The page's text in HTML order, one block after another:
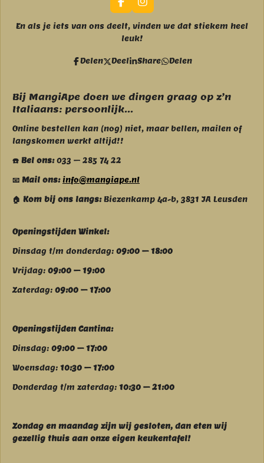
F
a
c
e
b
o
I
n
s
t
a
r
En als je iets van ons deelt, vinden we dat stiekem heel
leuk!
Delen Deel Share Delen
Bij MangiApe doen we dingen graag op z’n
Italiaans: persoonlijk...
Online bestellen kan (nog) niet, maar bellen, mailen of
langskomen werkt altijd!!
☎️ Bel ons: 033 – 285 74 22
📧 Mail ons: info@mangiape.nl
🏠 Kom bij ons langs: Biezenkamp 4a-b, 3831 JA Leusden
Openingstijden Winkel:
Dinsdag t/m donderdag: 09:00 – 18:00
Vrijdag: 09:00 – 19:00
Zaterdag: 09:00 – 17:00
Openingstijden Cantina:
Dinsdag: 09:00 – 17:00
Woensdag: 10:30 – 17:00
Donderdag t/m zaterdag: 10:30 – 21:00
Zondag en maandag zijn wij gesloten, dan eten wij
gezellig thuis aan onze eigen keukentafel!